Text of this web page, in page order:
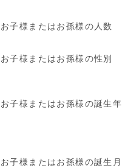
お子様またはお孫様の人数
お子様またはお孫様の性別
お子様またはお孫様の誕生年
お子様またはお孫様の誕生月